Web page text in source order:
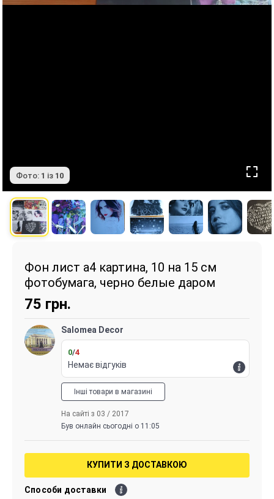
Фото: 1 із 10
Фон лист а4 картина, 10 на 15 см
фотобумага, черно белые даром
75 грн.
Salomea Decor
0/4
Немає відгуків
Інші товари в магазині
На сайті з 03 / 2017
Був онлайн сьогодні о 11:05
КУПИТИ З ДОСТАВКОЮ
Способи доставки